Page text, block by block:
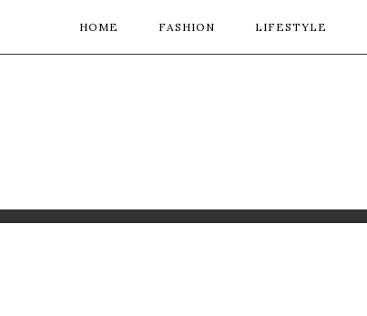
HOME FASHION LIFESTYLE